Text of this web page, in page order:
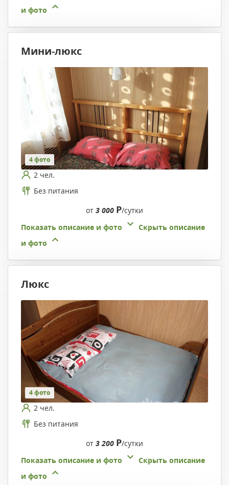
и фото
Мини-люкс
4 фото
2 чел.
Без питания
от 3 000 Р/сутки
Показать описание и фото
Скрыть описание
и фото
Люкс
4 фото
2 чел.
Без питания
от 3 200 Р/сутки
Показать описание и фото
Скрыть описание
и фото